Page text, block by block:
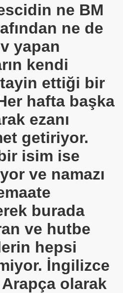
ne BM
ne de
yapan
kendi
ettiği bir
hafta başka
ezanı
getiriyor.
isim ise
ve namazı
burada
ve hutbe
hepsi
İngilizce
olarak
Türkiye